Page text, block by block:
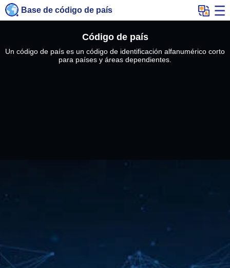
Base de código de país
Código de país
Un código de país es un código de identificación alfanumérico corto
para países y áreas dependientes.